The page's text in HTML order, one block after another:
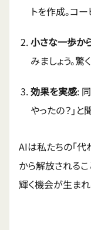
トを作成。コ
小さな一歩か
みましょう。驚
効果を実感:
やったの？」と
AIは私たちの「代
から解放される
輝く機会が生まれ